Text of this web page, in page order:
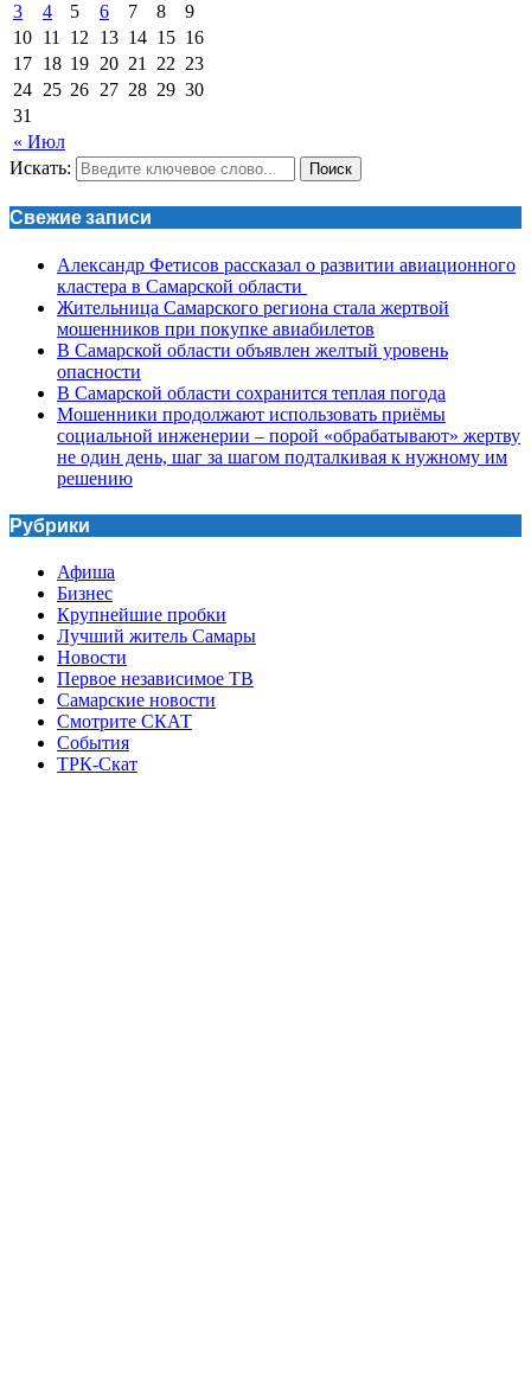
« Июл
3
4 5 6 7 8
9
10 11 12 13 14 15 16
17 18 19 20 21 22 23
24 25 26 27 28 29 30
31
Искать: Поиск
Свежие записи
Александр Фетисов рассказал о развитии авиационного
кластера в Самарской области
Жительница Самарского региона стала жертвой
мошенников при покупке авиабилетов
В Самарской области объявлен желтый уровень
опасности
В Самарской области сохранится теплая погода
Мошенники продолжают использовать приёмы
социальной инженерии – порой «обрабатывают» жертву
не один день, шаг за шагом подталкивая к нужному им
решению
Рубрики
Афиша
Бизнес
Крупнейшие пробки
Лучший житель Самары
Новости
Первое независимое ТВ
Самарские новости
Смотрите СКАТ
События
ТРК-Скат